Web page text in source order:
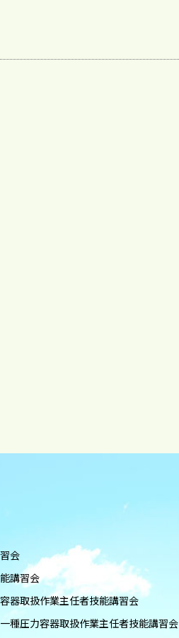
会
講習会
器取扱作業主任者技能講習会
種圧力容器取扱作業主任者技能講習会